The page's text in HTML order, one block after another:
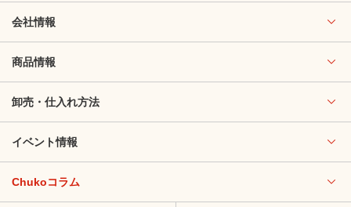
会社情報
商品情報
卸売・仕入れ方法
イベント情報
Chukoコラム